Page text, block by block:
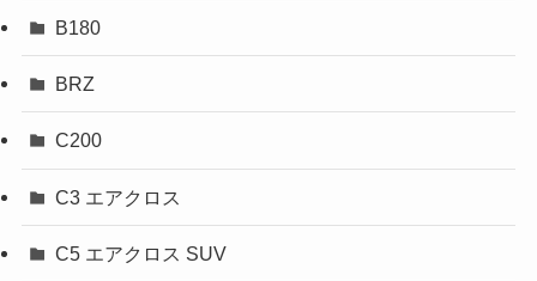
B180
BRZ
C200
C3 エアクロス
C5 エアクロス SUV